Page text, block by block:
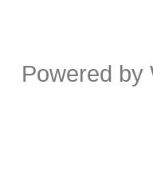
Powered by